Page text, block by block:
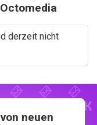
derzeit nicht
neuen